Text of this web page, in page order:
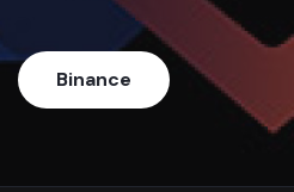
Binance